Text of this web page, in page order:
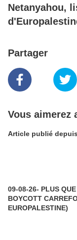
Netanyahou,
Partager
Vous aimerez
09-08-26- PLUS
BOYCOTT
EUROPALESTINE)